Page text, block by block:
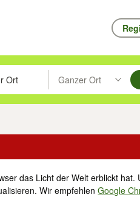
Pfeiltasten nach oben/unten
eingeben. Eingabetaste drücken
Ganzer Ort
Suche im Umkreis des
das Licht der Welt erblickt hat.
Wir empfehlenGoogle